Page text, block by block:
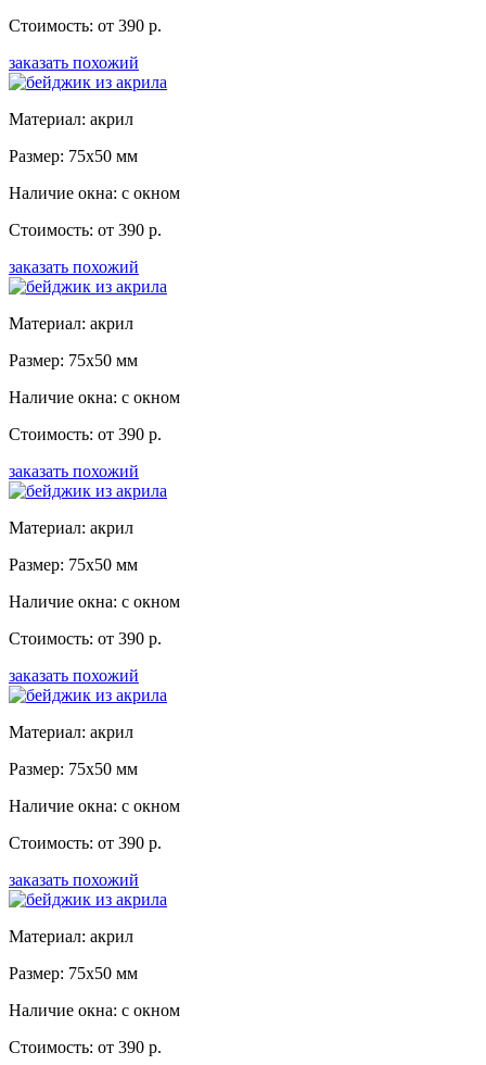
Стоимость: от 390 р.
заказать похожий
Материал: акрил
Размер: 75x50 мм
Наличие окна: с окном
Стоимость: от 390 р.
заказать похожий
Материал: акрил
Размер: 75x50 мм
Наличие окна: с окном
Стоимость: от 390 р.
заказать похожий
Материал: акрил
Размер: 75x50 мм
Наличие окна: с окном
Стоимость: от 390 р.
заказать похожий
Материал: акрил
Размер: 75x50 мм
Наличие окна: с окном
Стоимость: от 390 р.
заказать похожий
Материал: акрил
Размер: 75x50 мм
Наличие окна: с окном
Стоимость: от 390 р.